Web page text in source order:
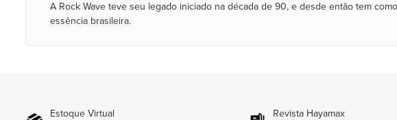
A Rock Wave teve seu legado iniciado na década de 90, e desde então tem
essência brasileira.
Estoque Virtual
Revista Hayamax